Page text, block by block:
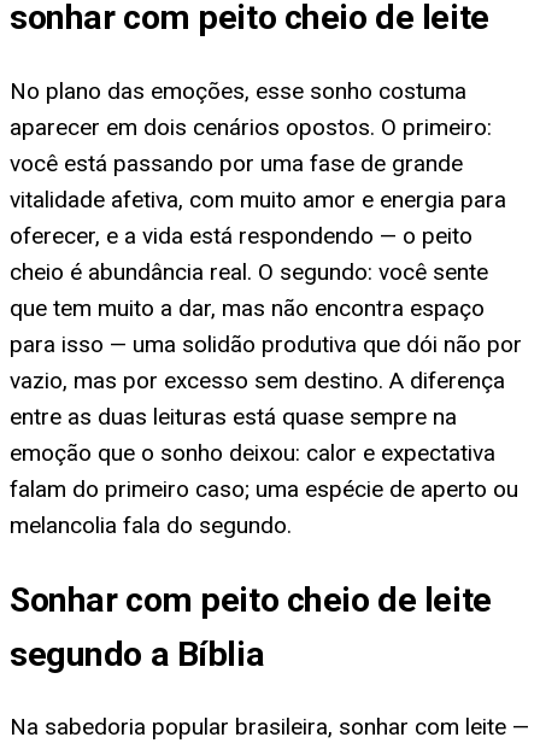
sonhar com peito cheio de leite
No plano das emoções, esse sonho costuma
aparecer em dois cenários opostos. O primeiro:
você está passando por uma fase de grande
vitalidade afetiva, com muito amor e energia para
oferecer, e a vida está respondendo — o peito
cheio é abundância real. O segundo: você sente
que tem muito a dar, mas não encontra espaço
para isso — uma solidão produtiva que dói não por
vazio, mas por excesso sem destino. A diferença
entre as duas leituras está quase sempre na
emoção que o sonho deixou: calor e expectativa
falam do primeiro caso; uma espécie de aperto ou
melancolia fala do segundo.
Sonhar com peito cheio de leite
segundo a Bíblia
Na sabedoria popular brasileira, sonhar com leite —